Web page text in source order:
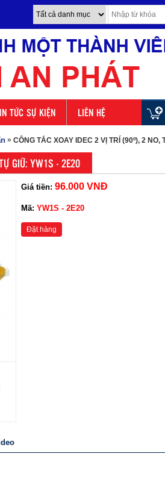
TỨC SỰ KIỆN LIÊN HỆ
» CÔNG TẮC XOAY IDEC 2 VỊ TRÍ (90º), 2 NO,
GIỮ: YW1S - 2E20
Giá tiền: 96.000 VNĐ
Mã: YW1S - 2E20
Đặt hàng